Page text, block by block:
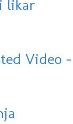
likar
Video